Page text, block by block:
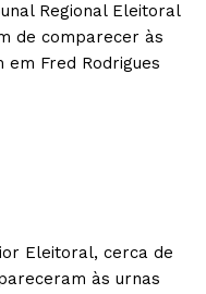
Regional Eleitoral
de comparecer às
em Fred Rodrigues
Eleitoral, cerca de
às urnas